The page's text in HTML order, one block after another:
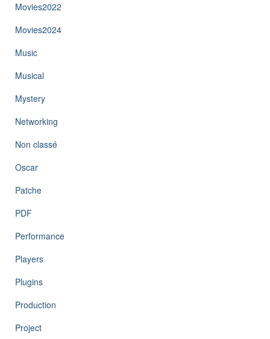
Movies2022
Movies2024
Music
Musical
Mystery
Networking
Non classé
Oscar
Patche
PDF
Performance
Players
Plugins
Production
Project